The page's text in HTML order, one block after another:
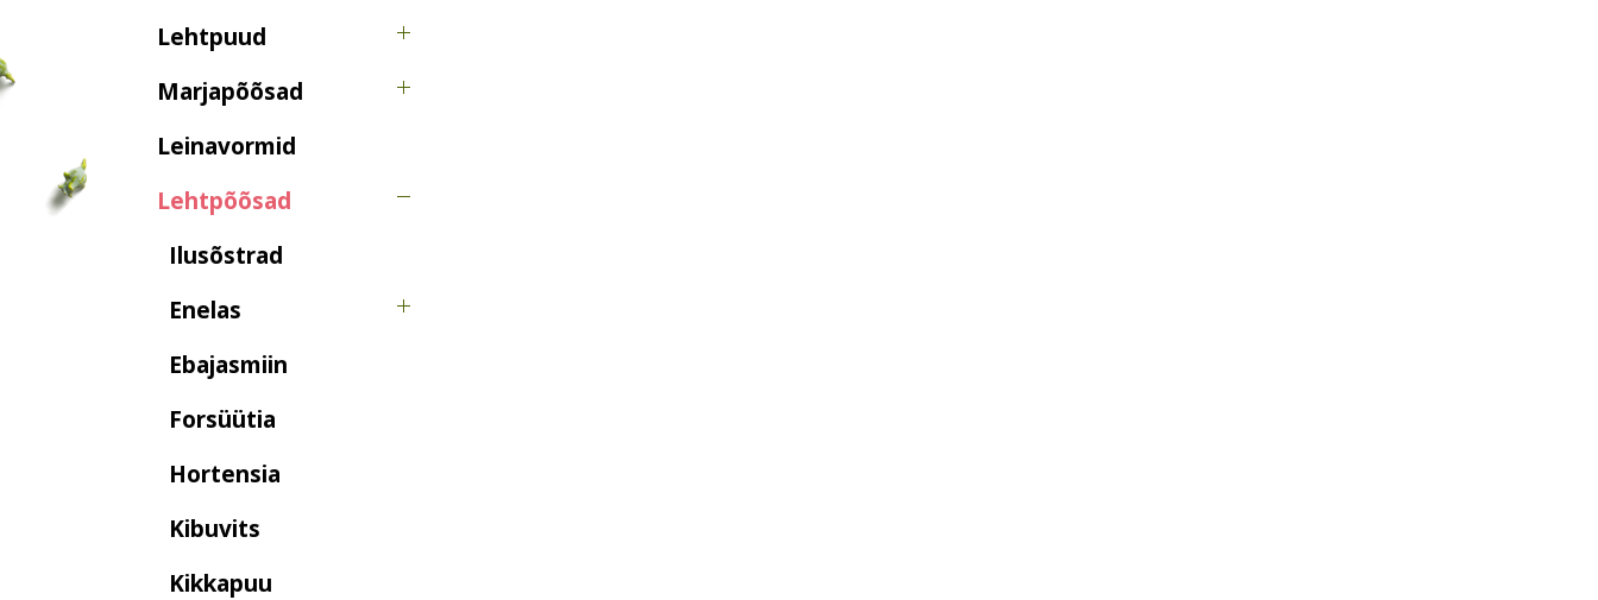
Lehtpuud
Marjapõõsad
Leinavormid
Lehtpõõsad
Ilusõstrad
Enelas
Ebajasmiin
Forsüütia
Hortensia
Kibuvits
Kikkapuu